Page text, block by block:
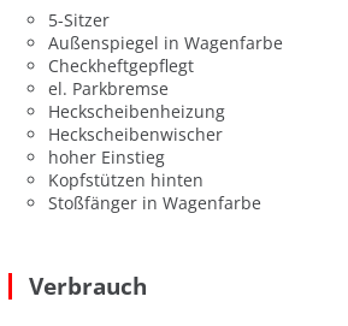
5-Sitzer
Außenspiegel in Wagenfarbe
Checkheftgepflegt
el. Parkbremse
Heckscheibenheizung
Heckscheibenwischer
hoher Einstieg
Kopfstützen hinten
Stoßfänger in Wagenfarbe
Verbrauch